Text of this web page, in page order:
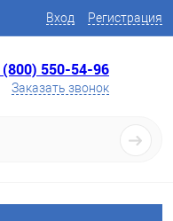
Вход Регистрация
(800) 550-54-96
Заказать звонок